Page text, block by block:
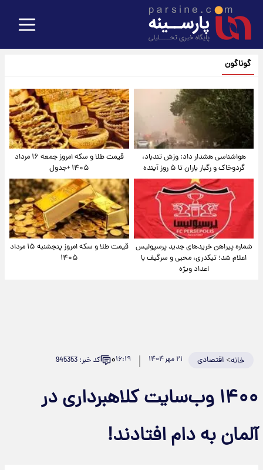
گوناگون
هواشناسی هشدار داد: وزش تندباد،
گردوخاک و رگبار باران تا ۵ روز آینده
قیمت طلا و سکه امروز جمعه ۱۶ مرداد
۱۴۰۵ +جدول
شماره پیراهن خریدهای جدید پرسپولیس
اعلام شد؛ تیکدری، محبی و سرگیف با
اعداد ویژه
قیمت طلا و سکه امروز پنجشنبه ۱۵ مرداد
۱۴۰۵
خانه>اقتصادی ۲۱ مهر ۱۴۰۴ ۱۶:۱۹۰ کد خبر: 945353
۱۴۰۰ وب‌سایت کلاهبرداری در
آلمان به دام افتادند!